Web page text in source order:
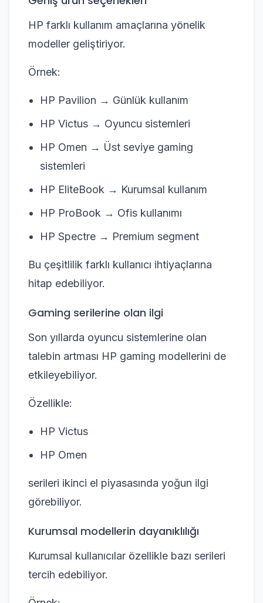
HP farklı kullanım amaçlarına yönelik
modeller geliştiriyor.
Örnek:
HP Pavilion → Günlük kullanım
HP Victus → Oyuncu sistemleri
HP Omen → Üst seviye gaming
sistemleri
HP EliteBook → Kurumsal kullanım
HP ProBook → Ofis kullanımı
HP Spectre → Premium segment
Bu çeşitlilik farklı kullanıcı ihtiyaçlarına
hitap edebiliyor.
Gaming serilerine olan ilgi
Son yıllarda oyuncu sistemlerine olan
talebin artması HP gaming modellerini de
etkileyebiliyor.
Özellikle:
HP Victus
HP Omen
serileri ikinci el piyasasında yoğun ilgi
görebiliyor.
Kurumsal modellerin dayanıklılığı
Kurumsal kullanıcılar özellikle bazı serileri
tercih edebiliyor.